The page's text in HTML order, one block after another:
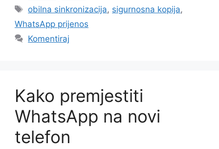
Oznake
obilna sinkronizacija, sigurnosna kopija,
WhatsApp prijenos
Komentiraj
Kako premjestiti
WhatsApp na novi
telefon